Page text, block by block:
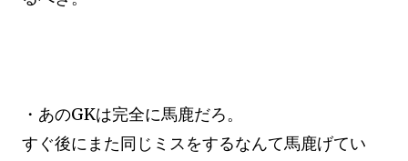
・あのGKは完全に馬鹿だろ。
すぐ後にまた同じミスをするなんて馬鹿げてい